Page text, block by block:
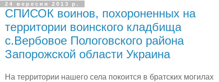
24 вересня 2013 р.
СПИСОК воинов, похороненных на
территории воинского кладбища
с.Вербовое Пологовского района
Запорожской области Украина
На территории нашего села покоится в братских могилах